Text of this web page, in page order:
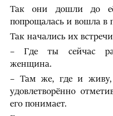
Так они дошли до
попрощалась и вошла в
Так начались их
– Где ты сейчас
женщина.
– Там же, где и живу,
удовлетворённо
его понимает.